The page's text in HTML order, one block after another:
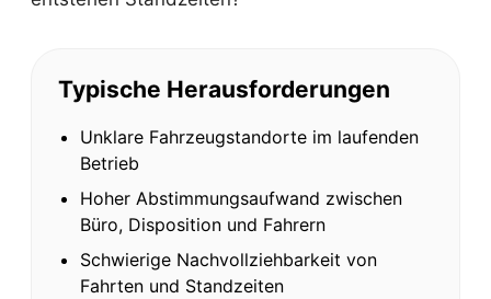
Typische Herausforderungen
Unklare Fahrzeugstandorte im laufenden
Betrieb
Hoher Abstimmungsaufwand zwischen
Büro, Disposition und Fahrern
Schwierige Nachvollziehbarkeit von
Fahrten und Standzeiten